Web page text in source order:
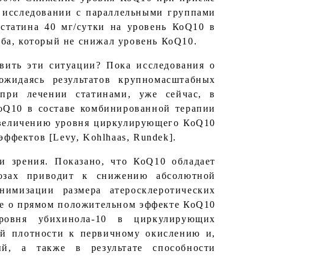
с параллельными группами
40 мг/сутки на уровень КоQ10 в
который не снижал уровень КоQ10.
эти ситуации? Пока исследования о
результатов крупномасштабных
лечении статинами, уже сейчас, в
в составе комбинированной терапии
уровня циркулирующего КоQ10
[Levy, Kohlhaas, Rundek].
зрения. Показано, что КоQ10 обладает
приводит к снижению абсолютной
размера атеросклеротических
прямом положительном эффекте КоQ10
убихинола-10 в циркулирующих
плотности к первичному окислению и,
а также в результате способности